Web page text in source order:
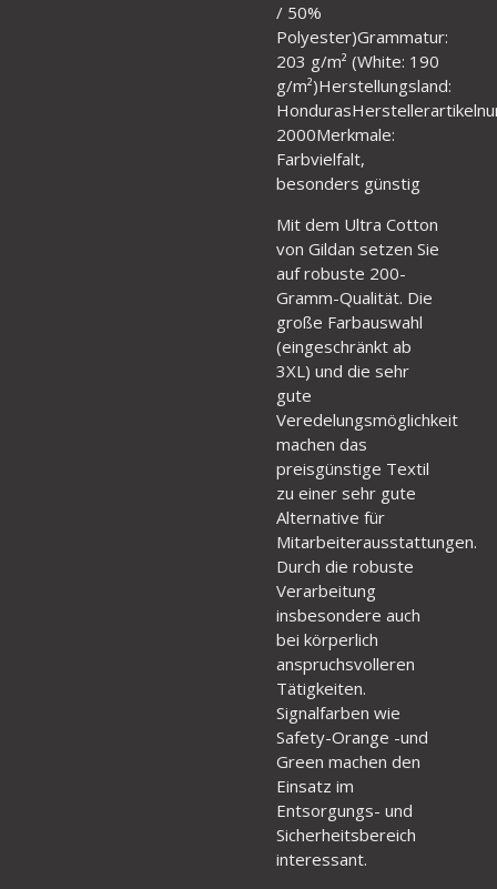
/ 50%
Polyester)Grammatur:
203 g/m² (White: 190
g/m²)Herstellungsland:
2000Merkmale:
Farbvielfalt,
besonders günstig
Mit dem Ultra Cotton
von Gildan setzen Sie
auf robuste 200-
Gramm-Qualität. Die
große Farbauswahl
(eingeschränkt ab
3XL) und die sehr
gute
Veredelungsmöglichkeit
machen das
preisgünstige Textil
zu einer sehr gute
Alternative für
Mitarbeiterausstattungen.
Durch die robuste
Verarbeitung
insbesondere auch
bei körperlich
anspruchsvolleren
Tätigkeiten.
Signalfarben wie
Safety-Orange -und
Green machen den
Einsatz im
Entsorgungs- und
Sicherheitsbereich
interessant.